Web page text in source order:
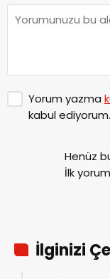
Yorum yazma
kabul ediyorum.
Henüz
İlk
İlginizi